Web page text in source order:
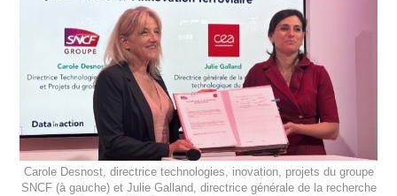
Carole Desnost, directrice technologies, inovation, projets du groupe
SNCF (à gauche) et Julie Galland, directrice générale de la recherche